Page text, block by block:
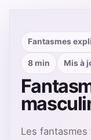
Fantasmes
8 min Mis à
Les